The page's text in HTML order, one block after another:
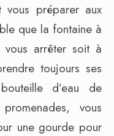
préparer aux
que la fontaine à
arrêter soit à
toujours ses
d’eau de
vous
une gourde pour